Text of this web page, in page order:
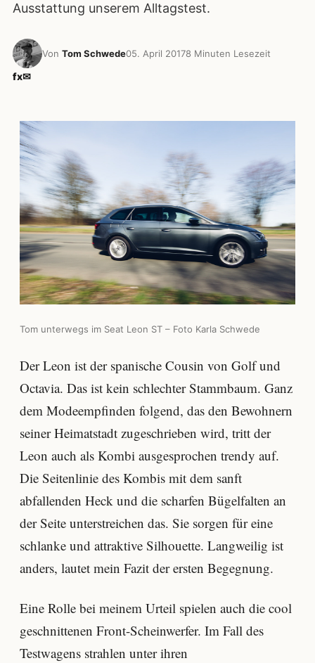
Ausstattung unserem Alltagstest.
Von Tom Schwede05. April 20178 Minuten Lesezeit
fx✉
Tom unterwegs im Seat Leon ST – Foto Karla Schwede
Der Leon ist der spanische Cousin von Golf und
Octavia. Das ist kein schlechter Stammbaum. Ganz
dem Modeempfinden folgend, das den Bewohnern
seiner Heimatstadt zugeschrieben wird, tritt der
Leon auch als Kombi ausgesprochen trendy auf.
Die Seitenlinie des Kombis mit dem sanft
abfallenden Heck und die scharfen Bügelfalten an
der Seite unterstreichen das. Sie sorgen für eine
schlanke und attraktive Silhouette. Langweilig ist
anders, lautet mein Fazit der ersten Begegnung.
Eine Rolle bei meinem Urteil spielen auch die cool
geschnittenen Front-Scheinwerfer. Im Fall des
Testwagens strahlen unter ihren